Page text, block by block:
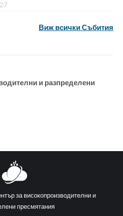
Виж всички Събития
и разпределени
за високопроизводителни и
пресмятания